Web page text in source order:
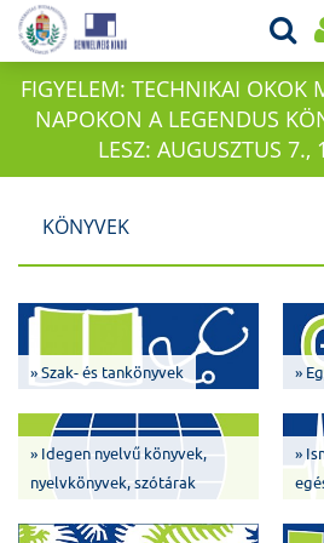
FIGYELEM: TECHNIKAI OKOK
NAPOKON A LEGENDUS
LESZ: AUGUSZTUS
KÖNYVEK
» Szak- és tankönyvek »
» Idegen nyelvű könyvek,
nyelvkönyvek, szótárak
»